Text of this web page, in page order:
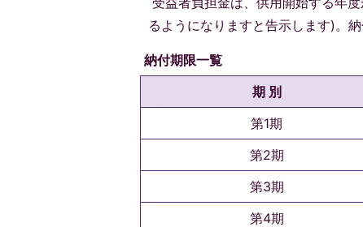
るようになりますと告示します)。
納付期限一覧
期 別
第1期
第2期
第3期
第4期